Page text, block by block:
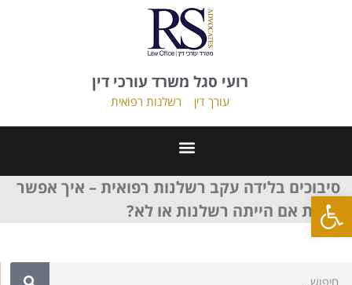
פתח סרגל נגישות
רועי סגל משרד עורכי דין
עורך דין רשלנות רפואית
סיבוכים בלידה עקב רשלנות רפואית – איך אפשר
לדעת אם הייתה רשלנות או לא?